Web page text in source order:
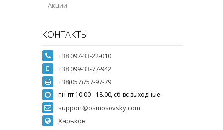
Акции
КОНТАКТЫ
+38 097-33-22-010
+38 099-33-77-942
+38(057)757-97-79
пн-пт 10.00 - 18.00, сб-вс выходные
support@osmosovsky.com
Харьков